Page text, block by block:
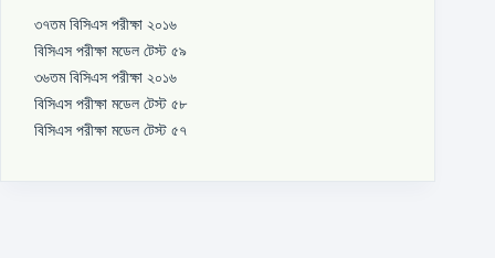
৩৭তম বিসিএস পরীক্ষা ২০১৬
বিসিএস পরীক্ষা মডেল টেস্ট ৫৯
৩৬তম বিসিএস পরীক্ষা ২০১৬
বিসিএস পরীক্ষা মডেল টেস্ট ৫৮
বিসিএস পরীক্ষা মডেল টেস্ট ৫৭